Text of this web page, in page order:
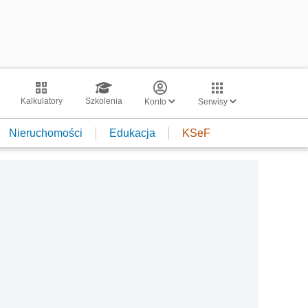
Kalkulatory Szkolenia Konto Serwisy
Nieruchomości Edukacja KSeF